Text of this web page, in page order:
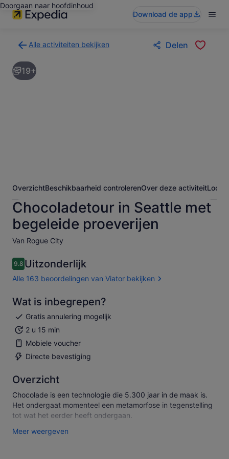
Doorgaan naar hoofdinhoud
Download de app
Alle activiteiten bekijken
naar
de
zoekresultatenpagina
Delen
19+
OverzichtBeschikbaarheid controlerenOver deze activiteit
Chocoladetour in Seattle met
begeleide proeverijen
Van Rogue City
9.89.8 van 10
Uitzonderlijk
Alle 163 beoordelingen van Viator bekijken
Wat is inbegrepen?
Gratis annulering mogelijk
2 u 15 min
Mobiele voucher
Directe bevestiging
Overzicht
Chocolade is een technologie die 5.300 jaar in de maak is.
Het ondergaat momenteel een metamorfose in tegenstelling
tot wat het eerder heeft ondergaan.
Deze tour viert chocolade in al zijn vormen; geniet samen
Meer weergeven